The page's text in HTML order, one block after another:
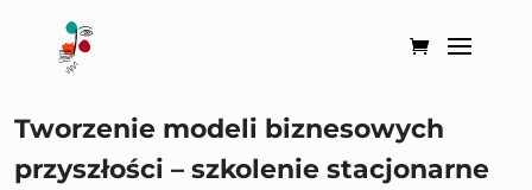
Tworzenie modeli biznesowych
przyszłości – szkolenie stacjonarne